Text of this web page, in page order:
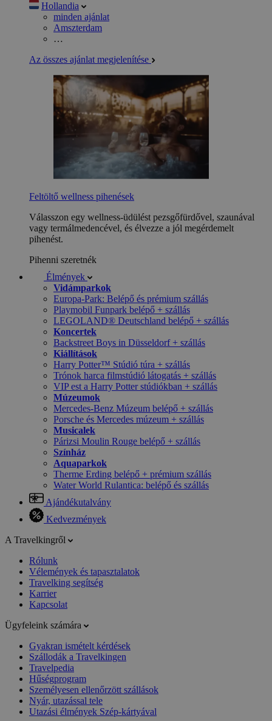
Hollandia
minden ajánlat
Amszterdam
…
Az összes ajánlat megjelenítése
Feltöltő wellness pihenések
Válasszon egy wellness-üdülést pezsgőfürdővel, szaunával
vagy termálmedencével, és élvezze a jól megérdemelt
pihenést.
Pihenni szeretnék
Élmények
Vidámparkok
Europa-Park: Belépő és prémium szállás
Playmobil Funpark belépő + szállás
LEGOLAND® Deutschland belépő + szállás
Koncertek
Backstreet Boys in Düsseldorf + szállás
Kiállítások
Harry Potter™ Stúdió túra + szállás
Trónok harca filmstúdió látogatás + szállás
VIP est a Harry Potter stúdiókban + szállás
Múzeumok
Mercedes-Benz Múzeum belépő + szállás
Porsche és Mercedes múzeum + szállás
Musicalek
Párizsi Moulin Rouge belépő + szállás
Színház
Aquaparkok
Therme Erding belépő + prémium szállás
Water World Rulantica: belépő és szállás
Ajándékutalvány
Kedvezmények
A Travelkingről
Rólunk
Vélemények és tapasztalatok
Travelking segítség
Karrier
Kapcsolat
Ügyfeleink számára
Gyakran ismételt kérdések
Szállodák a Travelkingen
Travelpedia
Hűségprogram
Személyesen ellenőrzött szállások
Nyár, utazással tele
Utazási élmények Szép-kártyával